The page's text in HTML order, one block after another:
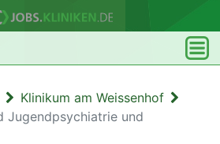
Klinikum am Weissenhof
Jugendpsychiatrie und